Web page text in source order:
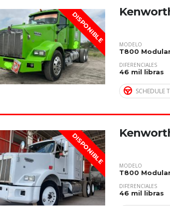
DISPONIBLE
MODELO
T800
DIFERENCIALES
46 mil libras
SCHEDULE
DISPONIBLE
MODELO
T800
DIFERENCIALES
46 mil libras